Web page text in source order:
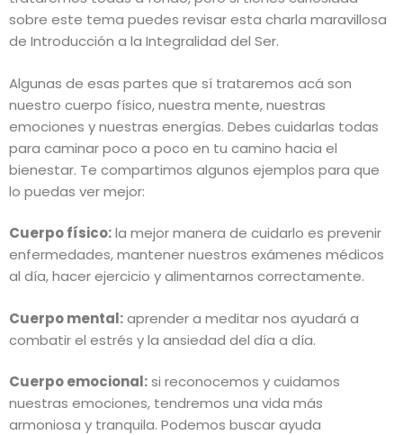
sobre este tema puedes revisar esta charla maravillosa
de Introducción a la Integralidad del Ser.
Algunas de esas partes que sí trataremos acá son
nuestro cuerpo físico, nuestra mente, nuestras
emociones y nuestras energías. Debes cuidarlas todas
para caminar poco a poco en tu camino hacia el
bienestar. Te compartimos algunos ejemplos para que
lo puedas ver mejor:
Cuerpo físico:la mejor manera de cuidarlo es prevenir
enfermedades, mantener nuestros exámenes médicos
al día, hacer ejercicio y alimentarnos correctamente.
Cuerpo mental:aprender a meditar nos ayudará a
combatir el estrés y la ansiedad del día a día.
Cuerpo emocional:si reconocemos y cuidamos
nuestras emociones, tendremos una vida más
armoniosa y tranquila. Podemos buscar ayuda